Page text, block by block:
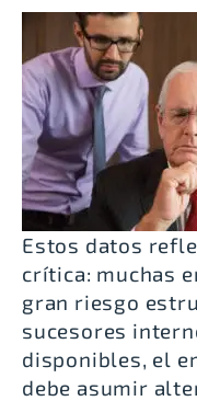
Estos datos
crítica: muchas
gran riesgo
sucesores
disponibles, el
debe asumir